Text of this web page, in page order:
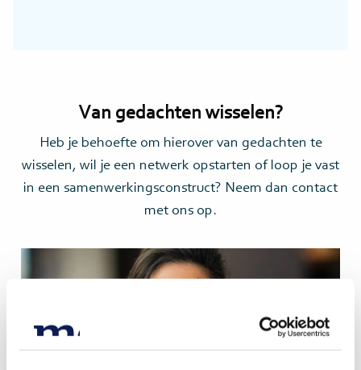
Van gedachten wisselen?
Heb je behoefte om hierover van gedachten te
wisselen, wil je een netwerk opstarten of loop je vast
in een samenwerkingsconstruct? Neem dan contact
met ons op.
meer>